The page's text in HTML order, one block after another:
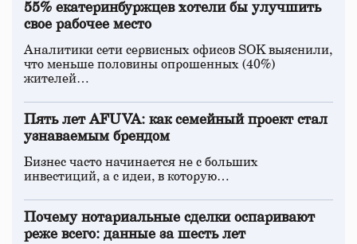
55% екатеринбуржцев хотели бы улучшить
свое рабочее место
Аналитики сети сервисных офисов SOK выяснили,
что меньше половины опрошенных (40%)
жителей…
Пять лет AFUVA: как семейный проект стал
узнаваемым брендом
Бизнес часто начинается не с больших
инвестиций, а с идеи, в которую…
Почему нотариальные сделки оспаривают
реже всего: данные за шесть лет